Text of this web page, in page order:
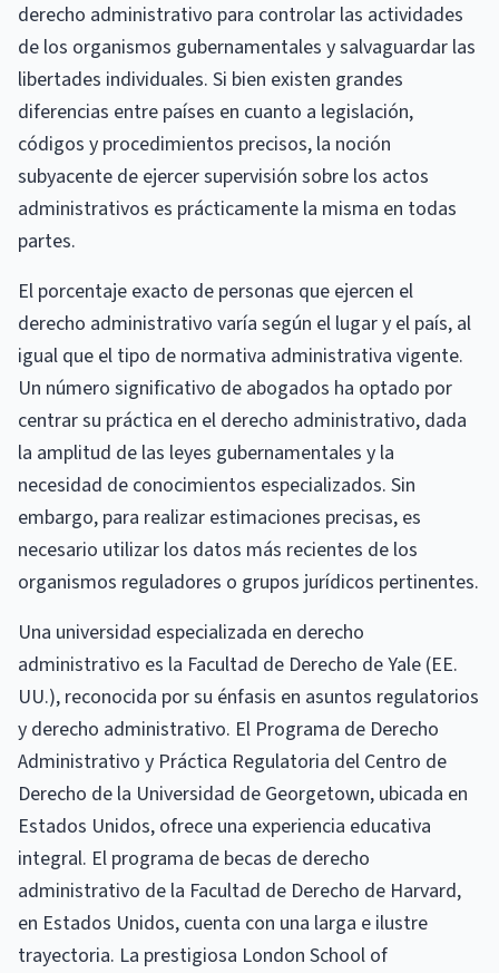
derecho administrativo para controlar las actividades
de los organismos gubernamentales y salvaguardar las
libertades individuales. Si bien existen grandes
diferencias entre países en cuanto a legislación,
códigos y procedimientos precisos, la noción
subyacente de ejercer supervisión sobre los actos
administrativos es prácticamente la misma en todas
partes.
El porcentaje exacto de personas que ejercen el
derecho administrativo varía según el lugar y el país, al
igual que el tipo de normativa administrativa vigente.
Un número significativo de abogados ha optado por
centrar su práctica en el derecho administrativo, dada
la amplitud de las leyes gubernamentales y la
necesidad de conocimientos especializados. Sin
embargo, para realizar estimaciones precisas, es
necesario utilizar los datos más recientes de los
organismos reguladores o grupos jurídicos pertinentes.
Una universidad especializada en derecho
administrativo es la Facultad de Derecho de Yale (EE.
UU.), reconocida por su énfasis en asuntos regulatorios
y derecho administrativo. El Programa de Derecho
Administrativo y Práctica Regulatoria del Centro de
Derecho de la Universidad de Georgetown, ubicada en
Estados Unidos, ofrece una experiencia educativa
integral. El programa de becas de derecho
administrativo de la Facultad de Derecho de Harvard,
en Estados Unidos, cuenta con una larga e ilustre
trayectoria. La prestigiosa London School of